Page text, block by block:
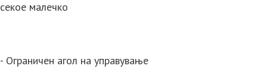
секое малечко
- Ограничен агол на управување